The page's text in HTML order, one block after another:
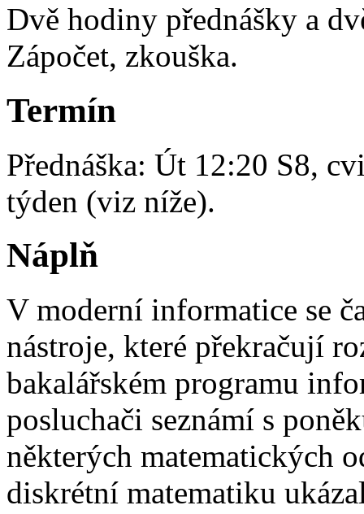
Dvě hodiny přednášky a
Zápočet, zkouška.
Termín
Přednáška: Út 12:20 S8,
týden (viz níže).
Náplň
V moderní informatice se
nástroje, které překračují
bakalářském programu
posluchači seznámí s
některých matematických
diskrétní matematiku